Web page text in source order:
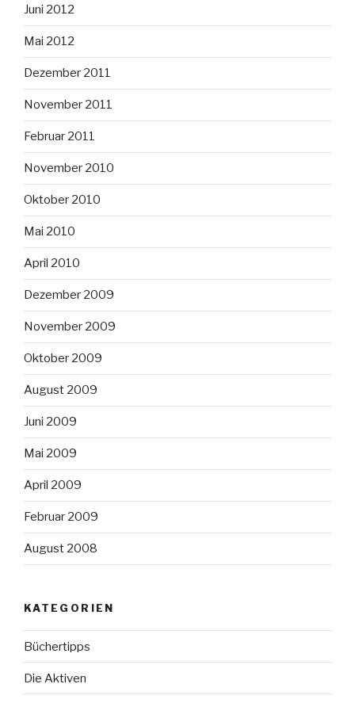
Juni 2012
Mai 2012
Dezember 2011
November 2011
Februar 2011
November 2010
Oktober 2010
Mai 2010
April 2010
Dezember 2009
November 2009
Oktober 2009
August 2009
Juni 2009
Mai 2009
April 2009
Februar 2009
August 2008
KATEGORIEN
Büchertipps
Die Aktiven